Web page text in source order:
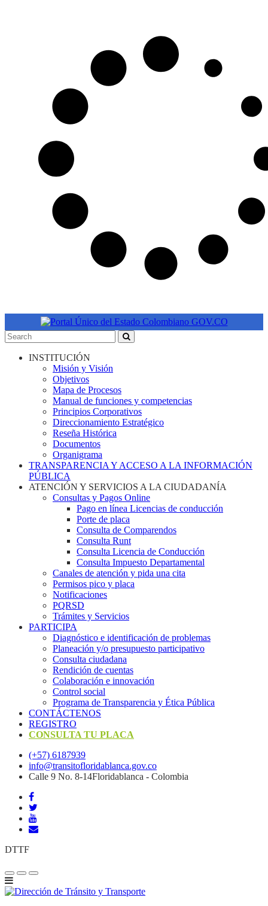
INSTITUCIÓN
Misión y Visión
Objetivos
Mapa de Procesos
Manual de funciones y competencias
Principios Corporativos
Direccionamiento Estratégico
Reseña Histórica
Documentos
Organigrama
TRANSPARENCIA Y ACCESO A LA INFORMACIÓN
PÚBLICA
ATENCIÓN Y SERVICIOS A LA CIUDADANÍA
Consultas y Pagos Online
Pago en línea Licencias de conducción
Porte de placa
Consulta de Comparendos
Consulta Runt
Consulta Licencia de Conducción
Consulta Impuesto Departamental
Canales de atención y pida una cita
Permisos pico y placa
Notificaciones
PQRSD
Trámites y Servicios
PARTICIPA
Diagnóstico e identificación de problemas
Planeación y/o presupuesto participativo​
Consulta ciudadana
Rendición de cuentas
Colaboración e innovación
Control social
Programa de Transparencia y Ética Pública
CONTÁCTENOS
REGISTRO
CONSULTA TU PLACA
(+57) 6187939
info@transitofloridablanca.gov.co
Calle 9 No. 8-14Floridablanca - Colombia
DTTF